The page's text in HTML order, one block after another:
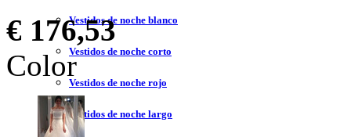
Vestidos de noche blanco
Vestidos de noche corto
Vestidos de noche rojo
Vestidos de noche largo
€ 176,53
Color